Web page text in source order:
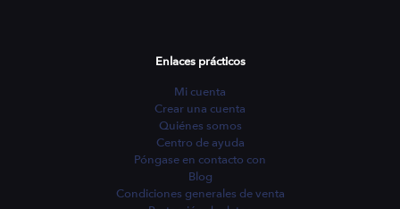
Enlaces prácticos
Mi cuenta
Crear una cuenta
Quiénes somos
Centro de ayuda
Póngase en contacto con
Blog
Condiciones generales de venta